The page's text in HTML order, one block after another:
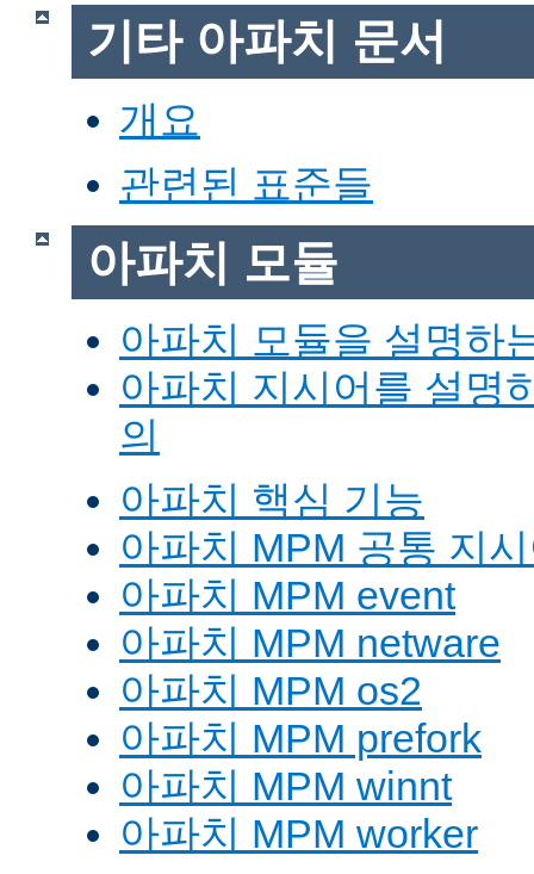
기타 아파치 문서
개요
관련된 표준들
아파치 모듈
아파치 모듈을 설명하
아파치 지시어를 설명
의
아파치 핵심 기능
아파치 MPM 공통 지
아파치 MPM event
아파치 MPM netware
아파치 MPM os2
아파치 MPM prefork
아파치 MPM winnt
아파치 MPM worker